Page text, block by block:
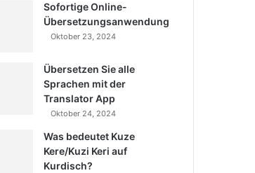
Sofortige Online-
Übersetzungsanwendung
Oktober 23, 2024
Übersetzen Sie alle
Sprachen mit der
Translator App
Oktober 24, 2024
Was bedeutet Kuze
Kere/Kuzi Keri auf
Kurdisch?